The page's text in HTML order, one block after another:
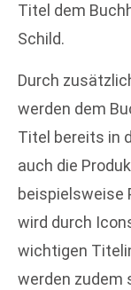
Titel dem
Schild.
Durch
werden dem
Titel bereits in
auch die
beispielsweise
wird durch
wichtigen
werden zudem